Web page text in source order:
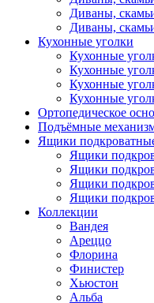
Диваны,
Диваны,
Кухонные уголки
Кухонные
Кухонные
Кухонные
Кухонные
Ортопедическое
Подъёмные
Ящики
Ящики
Ящики
Ящики
Ящики
Коллекции
Вандея
Ареццо
Флорина
Финистер
Хьюстон
Альба